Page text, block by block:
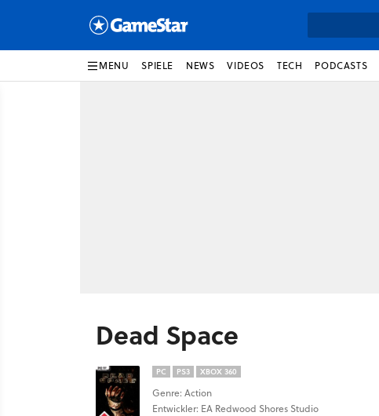
MENU SPIELE NEWS VIDEOS TECH PODCASTS
Dead Space
PC PS3 XBOX 360
Genre: Action
Entwickler: EA Redwood Shores Studio